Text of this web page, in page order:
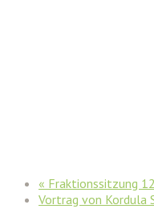
« Fraktionssitzung
Vortrag von Kordula